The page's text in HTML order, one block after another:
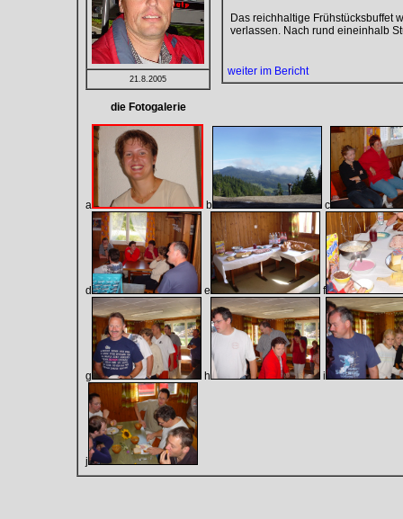
21.8.2005
Das reichhaltige Frühstücksbuffet
verlassen. Nach rund eineinhalb
weiter im Bericht
die Fotogalerie
a b c
d e f
g h i
j